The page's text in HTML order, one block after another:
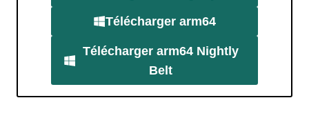
Télécharger arm64
Télécharger arm64 Nightly
Belt